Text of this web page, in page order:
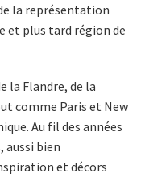
la représentation
et plus tard région de
la Flandre, de la
comme Paris et New
Au fil des années
aussi bien
et décors